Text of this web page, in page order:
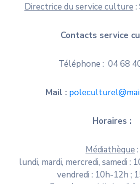
Directrice du service culture :
Contacts service
Téléphone : 04 68
Mail :
Horaires :
Médiathèque :
lundi, mardi, mercredi, samedi :
vendredi : 10h-12h ;